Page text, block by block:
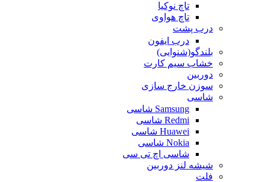
تاچ نوکیا
تاچ هواوی
درب پشت
درب ایفون
بلندگو(شنوایی)
خشاب سیم کارت
دوربین
سوزن خارج سازی
شاسی
Samsung شاسی
Redmi شاسی
Huawei شاسی
Nokia شاسی
شاسی اچ تی سی
شیشه لنز دوربین
فلت